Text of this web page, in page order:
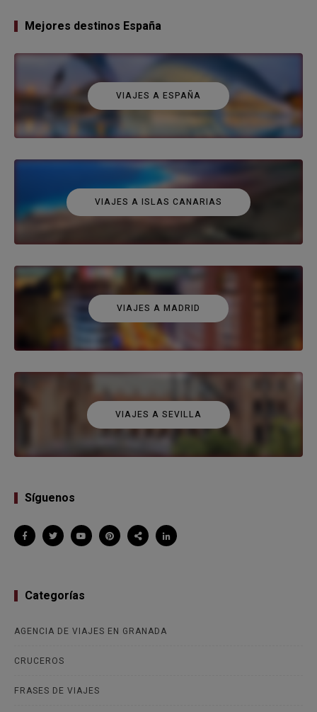
Mejores destinos España
VIAJES A ESPAÑA
VIAJES A ISLAS CANARIAS
VIAJES A MADRID
VIAJES A SEVILLA
Síguenos
Categorías
AGENCIA DE VIAJES EN GRANADA
CRUCEROS
FRASES DE VIAJES